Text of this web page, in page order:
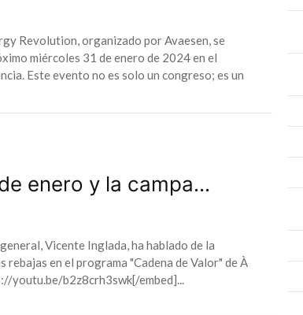
Revolution, organizado por Avaesen, se
miércoles 31 de enero de 2024 en el
Este evento no es solo un congreso; es un
enero y la campa...
Vicente Inglada, ha hablado de la
rebajas en el programa "Cadena de Valor" de À
youtu.be/b2z8crh3swk[/embed]